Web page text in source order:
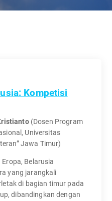
Kompetisi
(Dosen Program
Universitas
Jawa Timur)
Belarusia
yang jarangkali
di bagian timur pada
dibandingkan dengan